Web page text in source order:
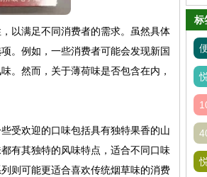
以满足不同消费者的需求。虽然具体
。例如，一些消费者可能会发现新国
。然而，关于薄荷味是否包含在内，
受欢迎的口味包括具有独特果香的山
有其独特的风味特点，适合不同口味
则可能更适合喜欢传统烟草味的消费
标